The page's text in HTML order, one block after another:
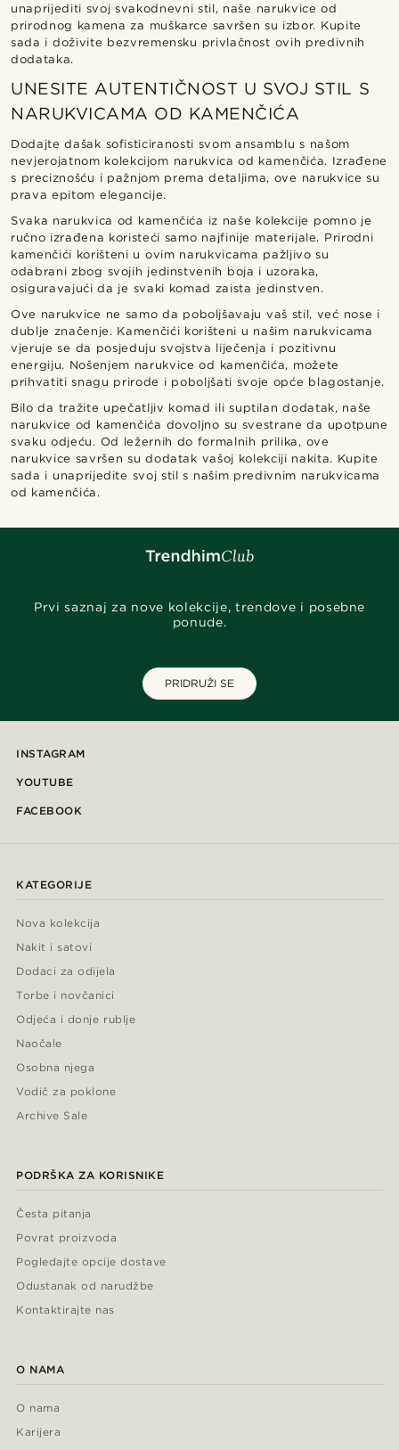
unaprijediti svoj svakodnevni stil, naše narukvice od
prirodnog kamena za muškarce savršen su izbor. Kupite
sada i doživite bezvremensku privlačnost ovih predivnih
dodataka.
UNESITE AUTENTIČNOST U SVOJ STIL S
NARUKVICAMA OD KAMENČIĆA
Dodajte dašak sofisticiranosti svom ansamblu s našom
nevjerojatnom kolekcijom narukvica od kamenčića. Izrađene
s preciznošću i pažnjom prema detaljima, ove narukvice su
prava epitom elegancije.
Svaka narukvica od kamenčića iz naše kolekcije pomno je
ručno izrađena koristeći samo najfinije materijale. Prirodni
kamenčići korišteni u ovim narukvicama pažljivo su
odabrani zbog svojih jedinstvenih boja i uzoraka,
osiguravajući da je svaki komad zaista jedinstven.
Ove narukvice ne samo da poboljšavaju vaš stil, već nose i
dublje značenje. Kamenčići korišteni u našim narukvicama
vjeruje se da posjeduju svojstva liječenja i pozitivnu
energiju. Nošenjem narukvice od kamenčića, možete
prihvatiti snagu prirode i poboljšati svoje opće blagostanje.
Bilo da tražite upečatljiv komad ili suptilan dodatak, naše
narukvice od kamenčića dovoljno su svestrane da upotpune
svaku odjeću. Od ležernih do formalnih prilika, ove
narukvice savršen su dodatak vašoj kolekciji nakita. Kupite
sada i unaprijedite svoj stil s našim predivnim narukvicama
od kamenčića.
Prvi saznaj za nove kolekcije, trendove i posebne
ponude.
PRIDRUŽI SE
INSTAGRAM
YOUTUBE
FACEBOOK
KATEGORIJE
Nova kolekcija
Nakit i satovi
Dodaci za odijela
Torbe i novčanici
Odjeća i donje rublje
Naočale
Osobna njega
Vodič za poklone
Archive Sale
PODRŠKA ZA KORISNIKE
Česta pitanja
Povrat proizvoda
Pogledajte opcije dostave
Odustanak od narudžbe
Kontaktirajte nas
O NAMA
O nama
Karijera